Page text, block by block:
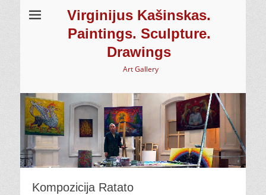
Virginijus Kašinskas.
Paintings. Sculpture.
Drawings
Art Gallery
Kompozicija Ratato